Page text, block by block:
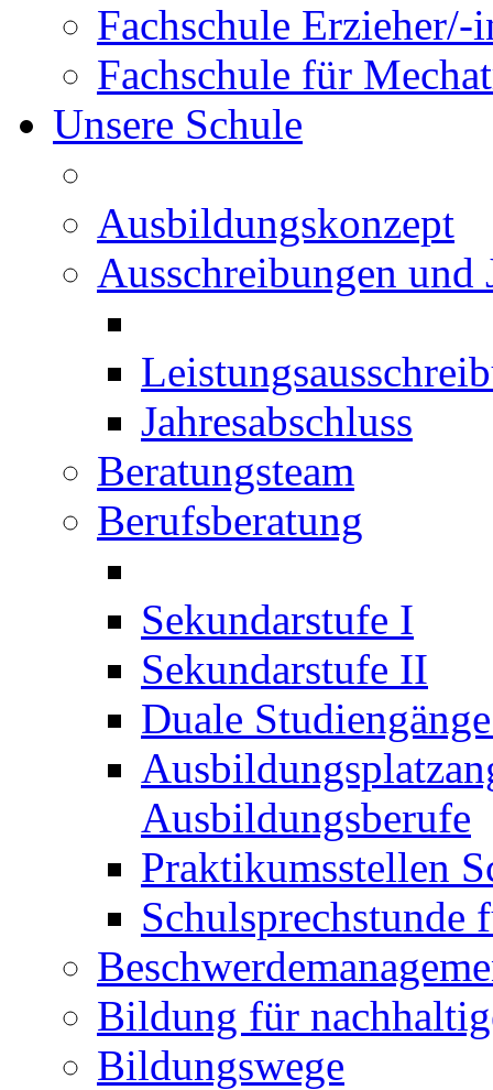
Fachschule Erzieher/-
Fachschule für
Unsere Schule
Ausbildungskonzept
Ausschreibungen und
Jahresabschluss
Beratungsteam
Berufsberatung
Sekundarstufe I
Sekundarstufe II
Duale
Ausbildungsberufe
Praktikumsstellen
Schulsprechstunde
Bildung für
Bildungswege